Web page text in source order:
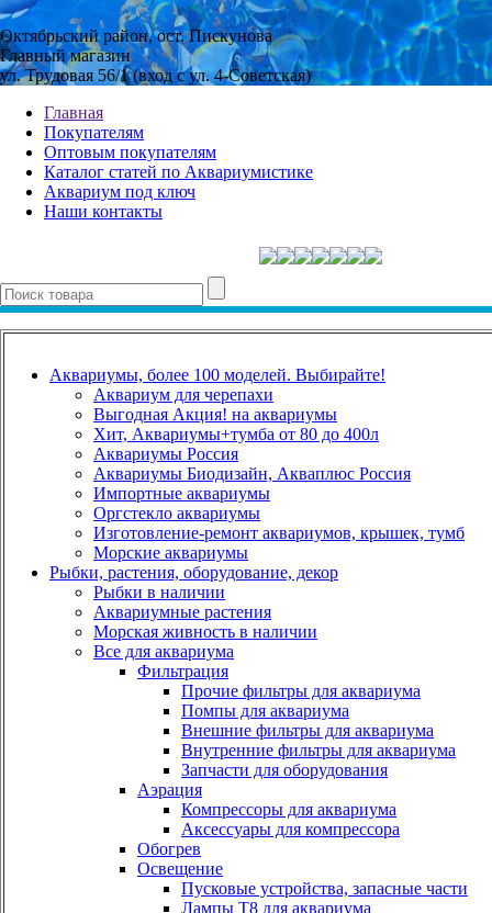
Октябрьский район, ост. Пискунова
Главный магазин
ул. Трудовая 56/1 (вход с ул. 4-Советская)
Главная
Покупателям
Оптовым покупателям
Каталог статей по Аквариумистике
Аквариум под ключ
Наши контакты
Аквариумы, более 100 моделей. Выбирайте!
Аквариум для черепахи
Выгодная Акция! на аквариумы
Хит, Аквариумы+тумба от 80 до 400л
Аквариумы Россия
Аквариумы Биодизайн, Акваплюс Россия
Импортные аквариумы
Оргстекло аквариумы
Изготовление-ремонт аквариумов, крышек, тумб
Морские аквариумы
Рыбки, растения, оборудование, декор
Рыбки в наличии
Аквариумные растения
Морская живность в наличии
Все для аквариума
Фильтрация
Прочие фильтры для аквариума
Помпы для аквариума
Внешние фильтры для аквариума
Внутренние фильтры для аквариума
Запчасти для оборудования
Аэрация
Компрессоры для аквариума
Аксессуары для компрессора
Обогрев
Освещение
Пусковые устройства, запасные части
Лампы Т8 для аквариума